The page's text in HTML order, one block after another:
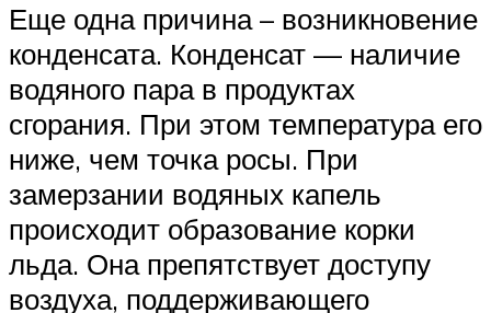
Еще одна причина – возникновение
конденсата. Конденсат — наличие
водяного пара в продуктах
сгорания. При этом температура его
ниже, чем точка росы. При
замерзании водяных капель
происходит образование корки
льда. Она препятствует доступу
воздуха, поддерживающего